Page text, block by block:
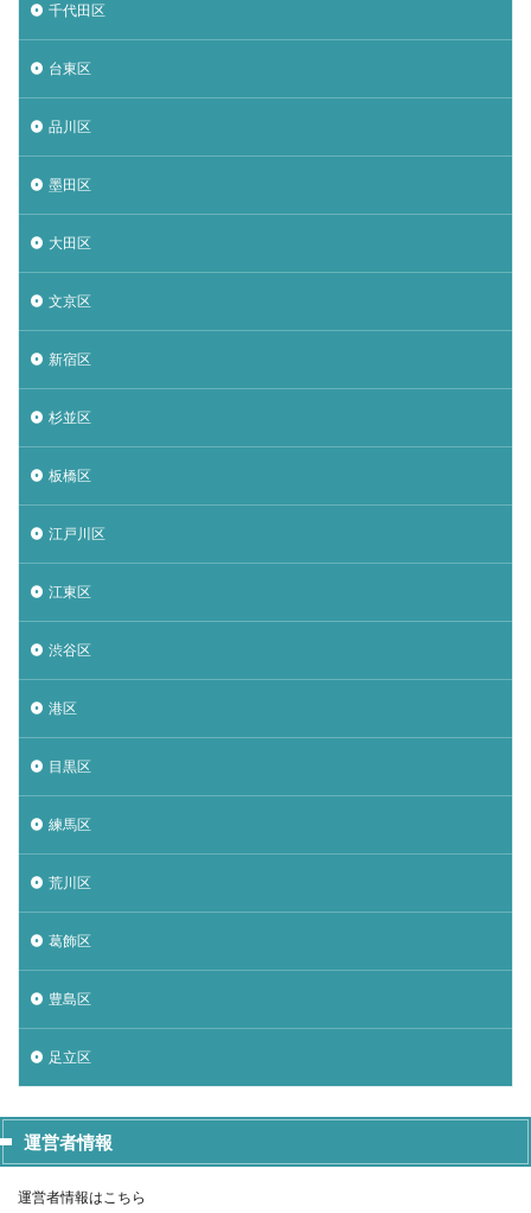
千代田区
台東区
品川区
墨田区
大田区
文京区
新宿区
杉並区
板橋区
江戸川区
江東区
渋谷区
港区
目黒区
練馬区
荒川区
葛飾区
豊島区
足立区
運営者情報
運営者情報はこちら